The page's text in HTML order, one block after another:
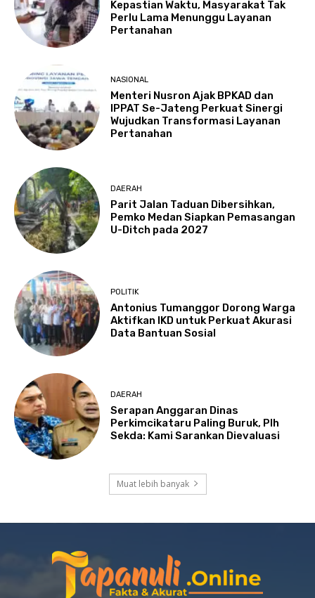
Kepastian Waktu, Masyarakat Tak
Perlu Lama Menunggu Layanan
Pertanahan
NASIONAL
Menteri Nusron Ajak BPKAD dan
IPPAT Se-Jateng Perkuat Sinergi
Wujudkan Transformasi Layanan
Pertanahan
DAERAH
Parit Jalan Taduan Dibersihkan,
Pemko Medan Siapkan Pemasangan
U-Ditch pada 2027
POLITIK
Antonius Tumanggor Dorong Warga
Aktifkan IKD untuk Perkuat Akurasi
Data Bantuan Sosial
DAERAH
Serapan Anggaran Dinas
Perkimcikataru Paling Buruk, Plh
Sekda: Kami Sarankan Dievaluasi
Muat lebih banyak